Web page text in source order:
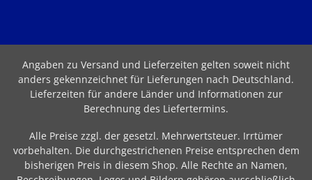
Angaben zu Versand und Lieferzeiten gelten soweit nicht
anders gekennzeichnet für Lieferungen nach Deutschland.
Lieferzeiten für andere Länder und Informationen zur
Berechnung des Liefertermins.
Alle Preise zzgl. der gesetzl. Mehrwertsteuer. Irrtümer
vorbehalten. Die durchgestrichenen Preise entsprechen dem
bisherigen Preis in diesem Shop. Alle Rechte an Namen,